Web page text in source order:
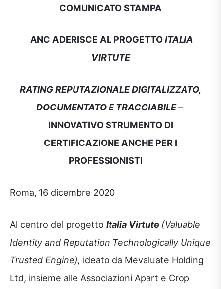
COMUNICATO STAMPA
ANC ADERISCE AL PROGETTOITALIA
VIRTUTE
RATING REPUTAZIONALE DIGITALIZZATO,
DOCUMENTATO E TRACCIABILE–
INNOVATIVO STRUMENTO DI
CERTIFICAZIONE ANCHE PER I
PROFESSIONISTI
Roma, 16 dicembre 2020
Al centro del progetto Italia Virtute (Valuable
Identity and Reputation Technologically Unique
Trusted Engine), ideato da Mevaluate Holding
Ltd, insieme alle Associazioni Apart e Crop